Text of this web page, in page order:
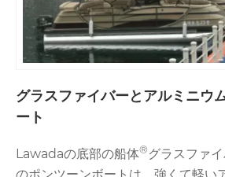
グラスファイバーとアルミニウ
ート
Lawadaの底部の船体®グラスファ